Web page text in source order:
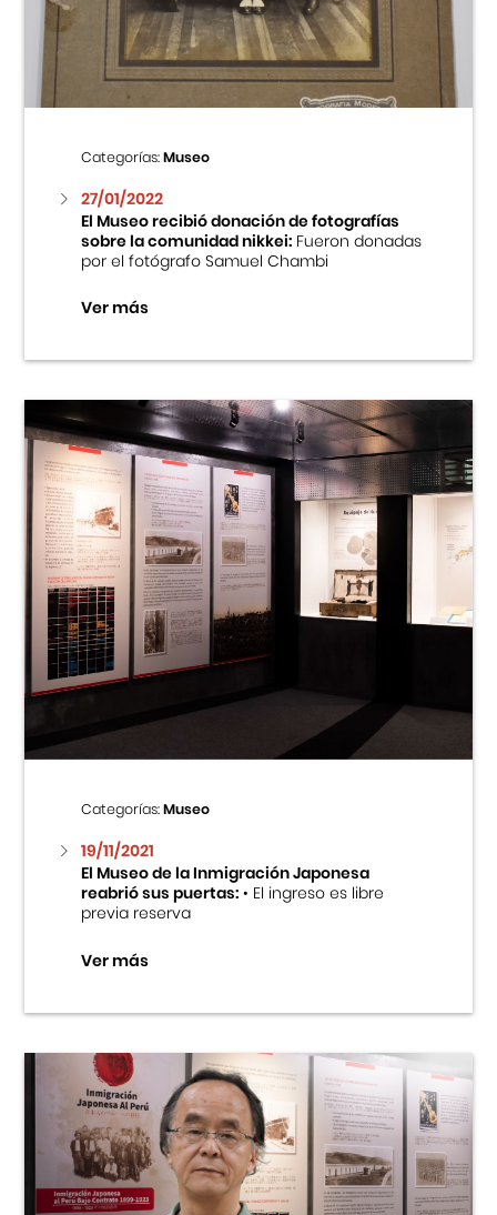
Centro Cultural Peruano Japonés
Museo de la Inmigración Japonesa
Fondo Editorial
Teatro Peruano Japonés
Categorías:Museo
27/01/2022
El Museo recibió donación de fotografías
sobre la comunidad nikkei:Fueron donadas
por el fotógrafo Samuel Chambi
Ver más
Categorías:Museo
19/11/2021
El Museo de la Inmigración Japonesa
reabrió sus puertas:• El ingreso es libre
previa reserva
Ver más